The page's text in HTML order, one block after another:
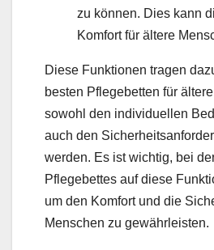
zu können. Dies kann
Komfort für ältere
Diese Funktionen tragen
besten Pflegebetten für
sowohl den individuellen
auch den
werden. Es ist wichtig, bei
Pflegebettes auf diese
um den Komfort und die
Menschen zu gewährleisten.